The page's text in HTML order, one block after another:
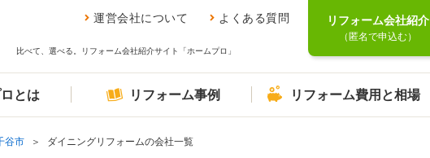
運営会社について よくある質問
比べて、選べる。リフォーム会社紹介サイト「ホームプロ」
リフォーム会社紹介
（匿名で申込む）
とは リフォーム事例 リフォーム費用と相場
谷市 ダイニングリフォームの会社一覧